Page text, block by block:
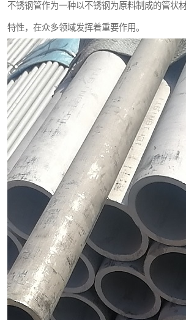
不锈钢管作为一种以不锈钢为原料制成的管状
特性，在众多领域发挥着重要作用。